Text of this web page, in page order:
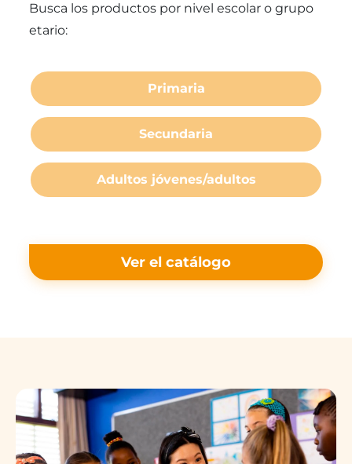
Busca los productos por nivel escolar o grupo
etario:
Primaria
Secundaria
Adultos jóvenes/adultos
Ver el catálogo